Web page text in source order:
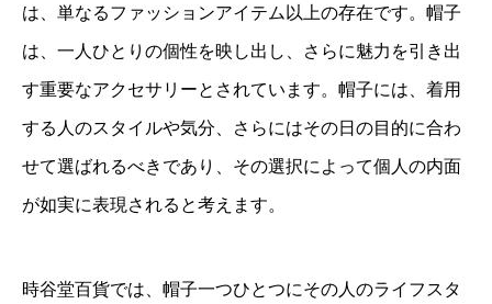
は、単なるファッションアイテム以上の存在です。帽子
は、一人ひとりの個性を映し出し、さらに魅力を引き出
す重要なアクセサリーとされています。帽子には、着用
する人のスタイルや気分、さらにはその日の目的に合わ
せて選ばれるべきであり、その選択によって個人の内面
が如実に表現されると考えます。
時谷堂百貨では、帽子一つひとつにその人のライフスタ